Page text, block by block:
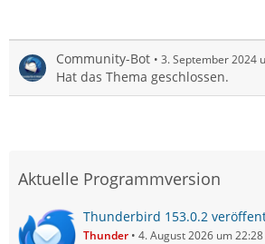
Community-Bot 3. September 2024
Hat das Thema geschlossen.
Aktuelle Programmversion
Thunderbird 153.0.2
Thunder 4. August 2026 um 22:28